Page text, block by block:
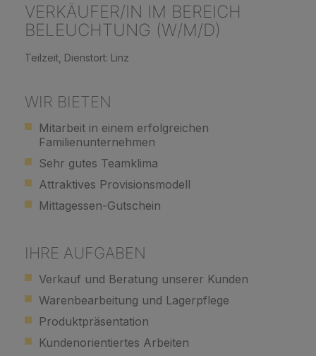
VERKÄUFER/IN IM BEREICH
BELEUCHTUNG (W/M/D)
Teilzeit, Dienstort: Linz
WIR BIETEN
Mitarbeit in einem erfolgreichen
Familienunternehmen
Sehr gutes Teamklima
Attraktives Provisionsmodell
Mittagessen-Gutschein
IHRE AUFGABEN
Verkauf und Beratung unserer Kunden
Warenbearbeitung und Lagerpflege
Produktpräsentation
Kundenorientiertes Arbeiten